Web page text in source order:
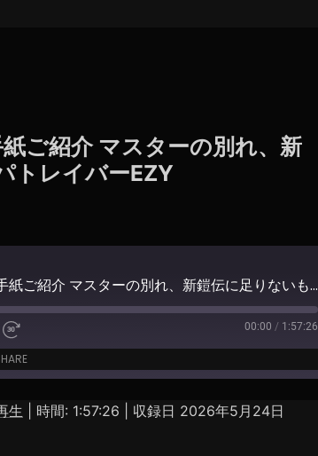
紙ご紹介 マスターの別れ、新
トレイバーEZY
【 地下550階 】 置き手紙ご紹介 マスターの別れ、新鎧伝に足りないもの、パトレイバーEZY
00:00 / 1:57:26
生 時間: 1:57:26
収録日 2026年5月24日